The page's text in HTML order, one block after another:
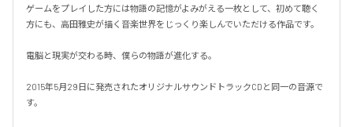
ゲームをプレイした方には物語の記憶がよみがえる一枚として、初めて聴く
方にも、高田雅史が描く音楽世界をじっくり楽しんでいただける作品です。
電脳と現実が交わる時、僕らの物語が進化する。
2015年5月29日に発売されたオリジナルサウンドトラックCDと同一の音源で
す。